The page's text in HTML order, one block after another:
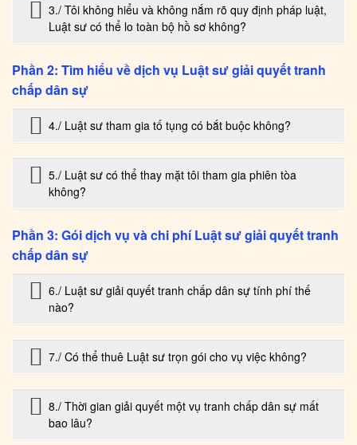
3./ Tôi không hiểu và không nắm rõ quy định pháp luật,
Luật sư có thể lo toàn bộ hồ sơ không?
Phần 2: Tìm hiểu về dịch vụ Luật sư giải quyết tranh
chấp dân sự
4./ Luật sư tham gia tố tụng có bắt buộc không?
5./ Luật sư có thể thay mặt tôi tham gia phiên tòa
không?
Phần 3: Gói dịch vụ và chi phí Luật sư giải quyết tranh
chấp dân sự
6./ Luật sư giải quyết tranh chấp dân sự tính phí thế
nào?
7./ Có thể thuê Luật sư trọn gói cho vụ việc không?
8./ Thời gian giải quyết một vụ tranh chấp dân sự mất
bao lâu?